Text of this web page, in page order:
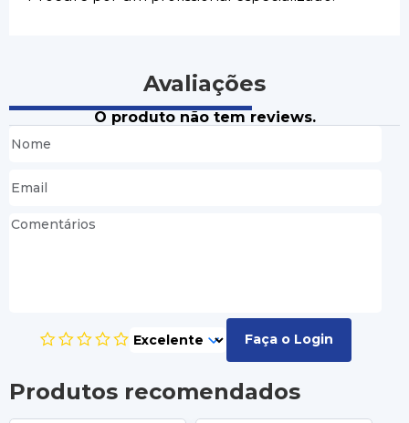
Avaliações
O produto não tem reviews.
Faça o Login
Produtos recomendados